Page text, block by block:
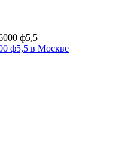
ф5,5 в Москве